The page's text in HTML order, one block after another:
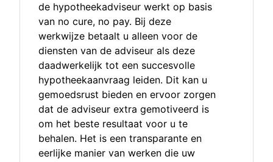
de hypotheekadviseur werkt op basis
van no cure, no pay. Bij deze
werkwijze betaalt u alleen voor de
diensten van de adviseur als deze
daadwerkelijk tot een succesvolle
hypotheekaanvraag leiden. Dit kan u
gemoedsrust bieden en ervoor zorgen
dat de adviseur extra gemotiveerd is
om het beste resultaat voor u te
behalen. Het is een transparante en
eerlijke manier van werken die uw